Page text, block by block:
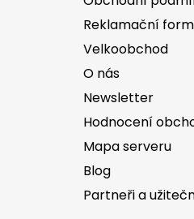
Reklamační
Velkoobchod
O nás
Newsletter
Hodnocení
Mapa serveru
Blog
Partneři a